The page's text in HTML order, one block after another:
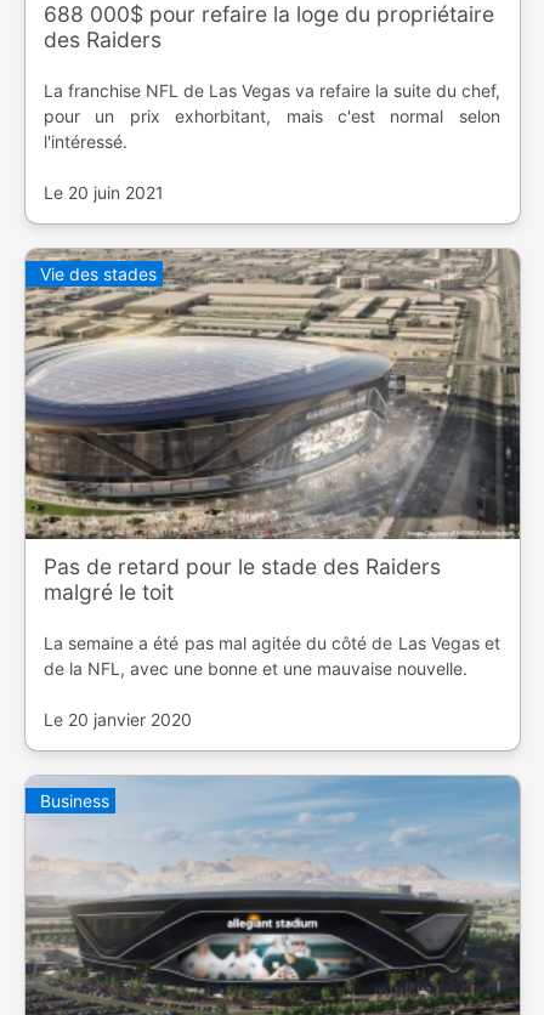
688 000$ pour refaire la loge du propriétaire
des Raiders
La franchise NFL de Las Vegas va refaire la suite du chef,
pour un prix exhorbitant, mais c'est normal selon
l'intéressé.
Le 20 juin 2021
Vie des stades
Pas de retard pour le stade des Raiders
malgré le toit
La semaine a été pas mal agitée du côté de Las Vegas et
de la NFL, avec une bonne et une mauvaise nouvelle.
Le 20 janvier 2020
Business